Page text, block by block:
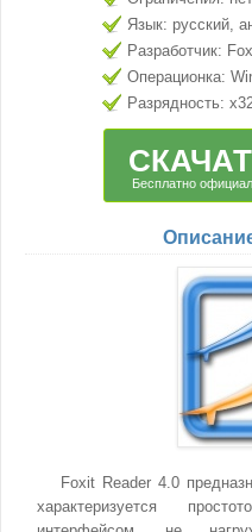
Язык: русский,
Разработчик:
Операционка:
Разрядность:
Бесплатно
Foxit Reader 4.0
характеризуется